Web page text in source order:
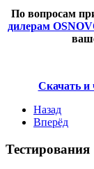
По вопросам
дилерам
Скачать и
Назад
Вперёд
Тестирования